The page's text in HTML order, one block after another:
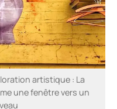
artistique : La
une fenêtre vers un